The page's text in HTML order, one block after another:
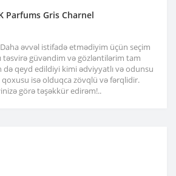
Parfums Gris Charnel
əvvəl istifadə etmədiyim üçün seçim
təsvirə güvəndim və gözləntilərim tam
qeyd edildiyi kimi ədviyyatlı və odunsu
isə olduqca zövqlü və fərqlidir.
görə təşəkkür edirəm!..